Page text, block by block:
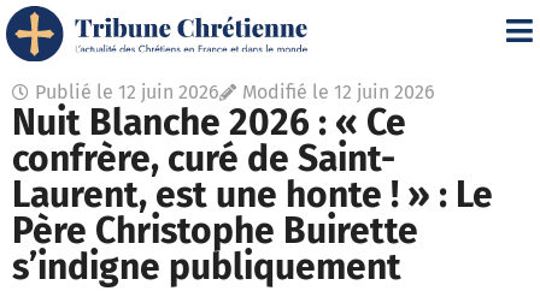
Publié le 12 juin 2026 Modifié le 12 juin 2026
Nuit Blanche 2026 : « Ce
confrère, curé de Saint-
Laurent, est une honte ! » : Le
Père Christophe Buirette
s’indigne publiquement